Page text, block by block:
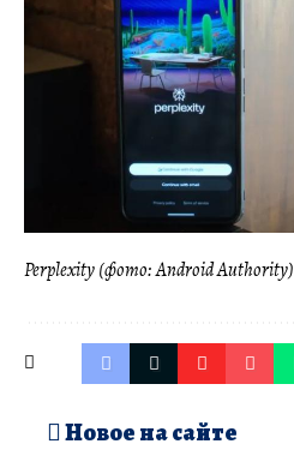
Perplexity (фото: Android Authority)
Новое на сайте